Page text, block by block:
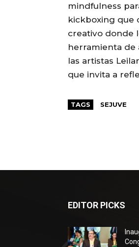
mindfulness
kickboxing que
creativo donde
herramienta de
las artistas
que invita a
TAGS SEJUVE
EDITOR PICKS